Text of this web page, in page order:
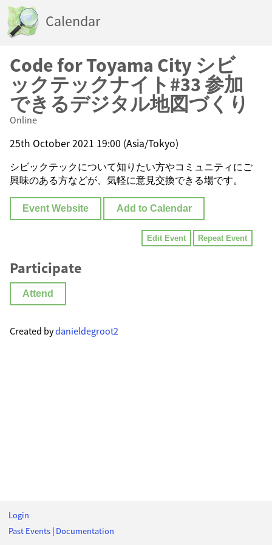
Calendar
Code for Toyama City シビ
ックテックナイト#33 参加
できるデジタル地図づくり
Online
25th October 2021 19:00 (Asia/Tokyo)
シビックテックについて知りたい方やコミュニティにご
興味のある方などが、気軽に意見交換できる場です。
Event Website Add to Calendar
Edit Event Repeat Event
Participate
Attend
Created bydanieldegroot2
Login
Past Events | Documentation